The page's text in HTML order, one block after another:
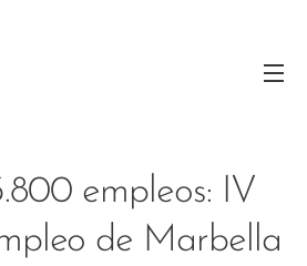
empleos: IV
de Marbella